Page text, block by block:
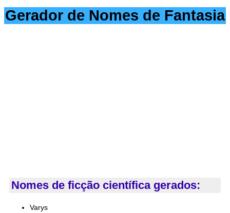
Gerador de Nomes de Fantasia
Nomes de ficção científica gerados:
Varys